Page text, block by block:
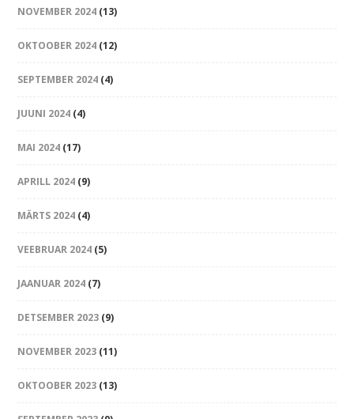
NOVEMBER 2024 (13)
OKTOOBER 2024 (12)
SEPTEMBER 2024 (4)
JUUNI 2024 (4)
MAI 2024 (17)
APRILL 2024 (9)
MÄRTS 2024 (4)
VEEBRUAR 2024 (5)
JAANUAR 2024 (7)
DETSEMBER 2023 (9)
NOVEMBER 2023 (11)
OKTOOBER 2023 (13)